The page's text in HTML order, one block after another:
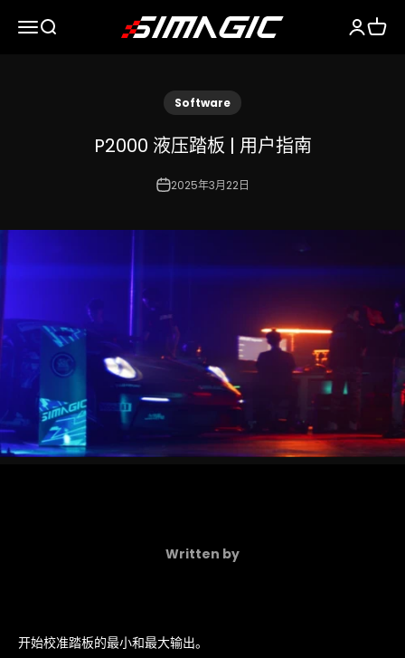
菜单搜索 Simagic 登录购物车
Software
P2000 液压踏板 | 用户指南
2025年3月22日
Written by
开始校准踏板的最小和最大输出。